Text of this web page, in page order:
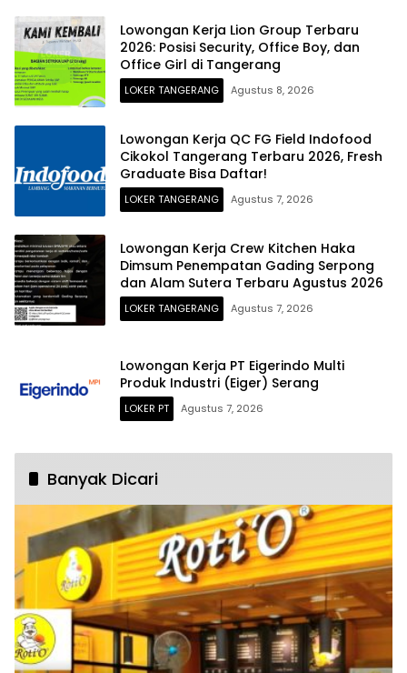
Lowongan Kerja Lion Group Terbaru
2026: Posisi Security, Office Boy, dan
Office Girl di Tangerang
LOKER TANGERANG Agustus 8, 2026
Lowongan Kerja QC FG Field Indofood
Cikokol Tangerang Terbaru 2026, Fresh
Graduate Bisa Daftar!
LOKER TANGERANG Agustus 7, 2026
Lowongan Kerja Crew Kitchen Haka
Dimsum Penempatan Gading Serpong
dan Alam Sutera Terbaru Agustus 2026
LOKER TANGERANG Agustus 7, 2026
Lowongan Kerja PT Eigerindo Multi
Produk Industri (Eiger) Serang
LOKER PT Agustus 7, 2026
Banyak Dicari